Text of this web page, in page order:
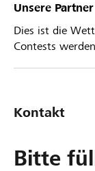
Unsere Partner
Dies ist die
Contests
Kontakt
Bitte